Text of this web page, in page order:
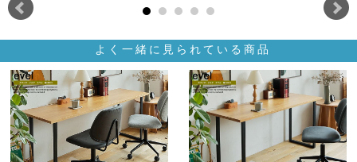
よく一緒に見られている商品